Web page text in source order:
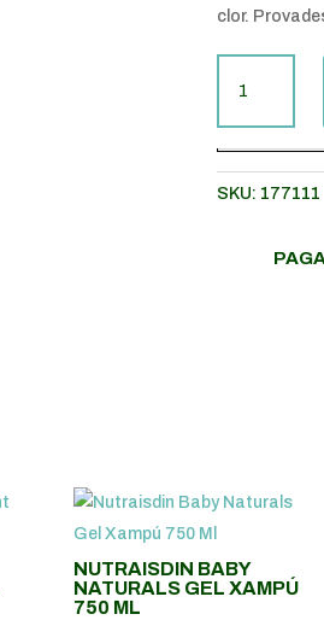
clor.
BEBÈ
SKU: 177111
NUTRAISDIN BABY
NATURALS GEL XAMPÚ
750 ML